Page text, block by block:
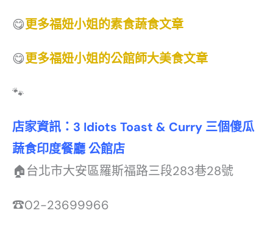
😋更多福妞小姐的素食蔬食文章
😋更多福妞小姐的公館師大美食文章
🐾
店家資訊：3 Idiots Toast & Curry 三個傻瓜
蔬食印度餐廳 公館店
🏠台北市大安區羅斯福路三段283巷28號
☎02-23699966